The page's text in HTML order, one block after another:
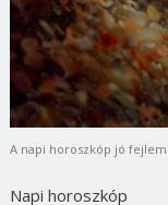
A napi horoszkóp jó
Napi horoszkóp